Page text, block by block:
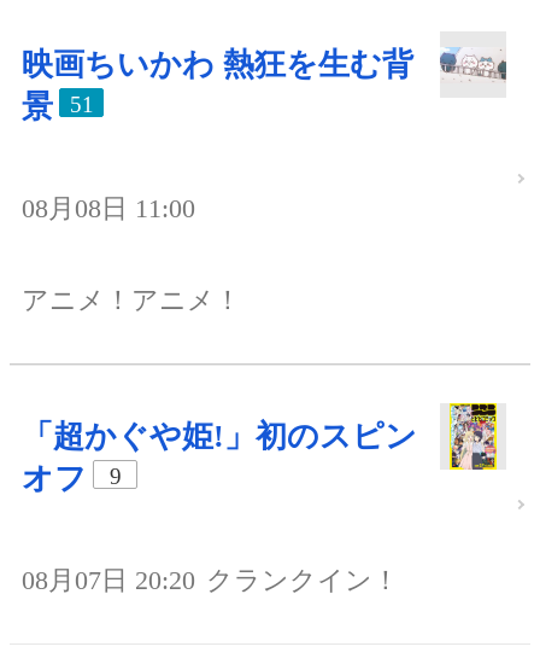
映画ちいかわ 熱狂を生む背
景
51
08月08日 11:00
アニメ！アニメ！
「超かぐや姫!」初のスピン
オフ
9
08月07日 20:20 クランクイン！